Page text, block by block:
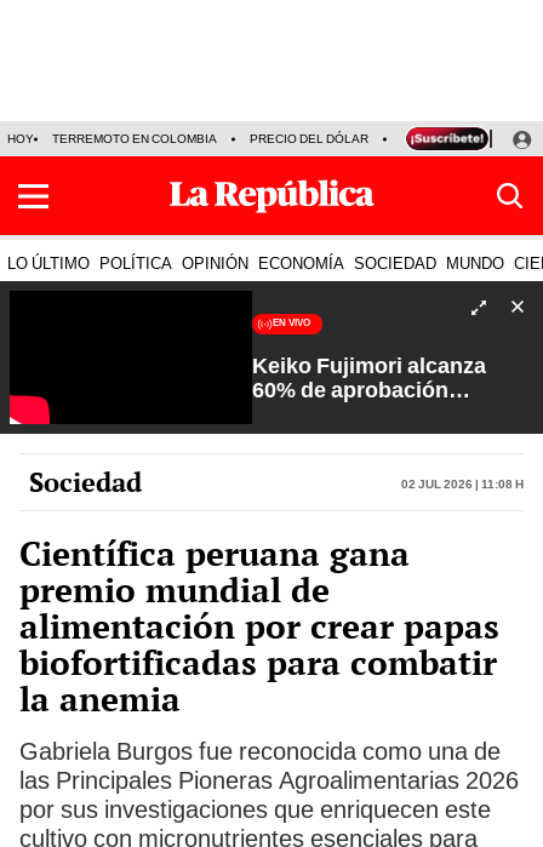
HOY TERREMOTO EN COLOMBIA PRECIO DEL DÓLAR KEIKO FUJIMORI
LO ÚLTIMO POLÍTICA OPINIÓN ECONOMÍA SOCIEDAD MUNDO
EN VIVO
Keiko Fujimori alcanza
60% de aprobación
Rosa María Palacios
Sociedad 02 Jul 2026 | 11:08 h
Científica peruana gana
premio mundial de
alimentación por crear papas
biofortificadas para combatir
la anemia
Gabriela Burgos fue reconocida como una de
las Principales Pioneras Agroalimentarias 2026
por sus investigaciones que enriquecen este
cultivo con micronutrientes esenciales para